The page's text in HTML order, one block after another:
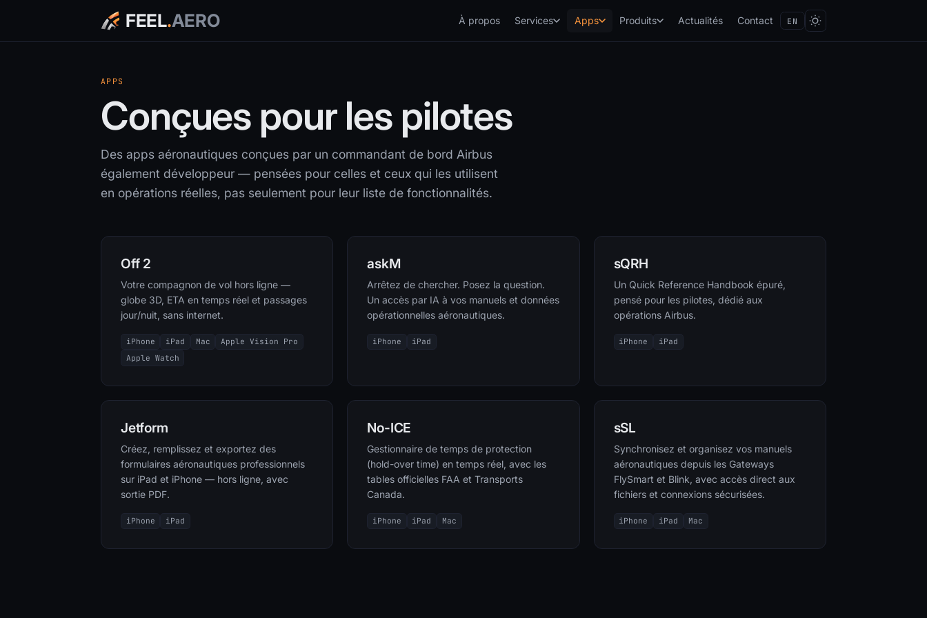
FEEL.AERO À propos Services Apps Produits Actualités Contact EN
APPS
Conçues pour les pilotes
Des apps aéronautiques conçues par un commandant de bord Airbus
également développeur — pensées pour celles et ceux qui les utilisent
en opérations réelles, pas seulement pour leur liste de fonctionnalités.
Off 2
Votre compagnon de vol hors ligne —
globe 3D, ETA en temps réel et passages
jour/nuit, sans internet.
iPhone iPad Mac
Apple Vision Pro
Apple Watch
askM
Arrêtez de chercher. Posez la question.
Un accès par IA à vos manuels et données
opérationnelles aéronautiques.
iPhone iPad
sQRH
Un Quick Reference Handbook épuré,
pensé pour les pilotes, dédié aux
opérations Airbus.
iPhone iPad
Jetform
Créez, remplissez et exportez des
formulaires aéronautiques professionnels
sur iPad et iPhone — hors ligne, avec
sortie PDF.
iPhone iPad
No-ICE
Gestionnaire de temps de protection
(hold-over time) en temps réel, avec les
tables officielles FAA et Transports
Canada.
iPhone iPad Mac
sSL
Synchronisez et organisez vos manuels
aéronautiques depuis les Gateways
FlySmart et Blink, avec accès direct aux
fichiers et connexions sécurisées.
iPhone iPad Mac